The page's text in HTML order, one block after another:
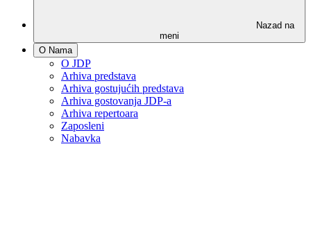
Nazad na
meni
O Nama
O JDP
Arhiva predstava
Arhiva gostujućih predstava
Arhiva gostovanja JDP-a
Arhiva repertoara
Zaposleni
Nabavka